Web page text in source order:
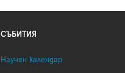
СЪБИТИЯ
Научен календар